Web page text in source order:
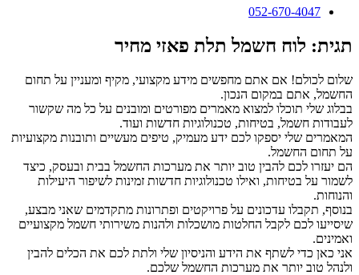
052-670-4047
תגית: לוח חשמל תלת פאזי מחיר
שלום לכולם! אם אתם מחפשים מידע מקצועי, מקיף ומעניין על תחום
החשמל, אתם במקום הנכון.
בבלוג שלי תוכלו למצוא מאמרים מפורטים ומובנים על כל מה שקשור
לעבודות חשמל, בטיחות, טכנולוגיות חדשות ועוד.
המאמרים שלי יספקו לכם ידע מעמיק, טיפים מעשיים ותובנות מקצועיות
על תחום החשמל.
הם יעזרו לכם להבין טוב יותר את מערכות החשמל בבית ובעסק, כיצד
לשמור על בטיחות, ואילו טכנולוגיות חדשות זמינות לשיפור היעילות
והנוחות.
בנוסף, תקבלו עדכונים על פרויקטים ופתרונות מתקדמים שאני מבצע,
שיסייעו לכם לקבל החלטות מושכלות ולהנות משירותי חשמל מקצועיים
ואמינים.
אני כאן כדי לשתף את הידע והניסיון שלי ולתת לכם את הכלים להבין
ולנהל טוב יותר את מערכות החשמל שלכם.